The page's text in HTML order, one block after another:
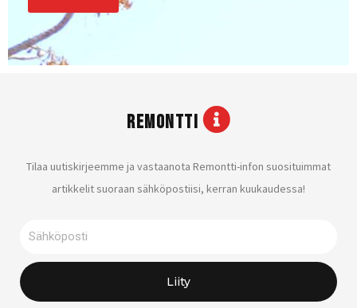
REMONTTI
Tilaa uutiskirjeemme ja vastaanota Remontti-infon suosituimmat
artikkelit suoraan sähköpostiisi, kerran kuukaudessa!
Sähköposti
Liity